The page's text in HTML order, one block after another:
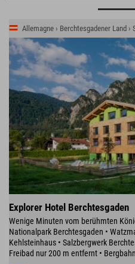
Allemagne › Berchtesgadener Land
Explorer Hotel Berchtesgaden
Wenige Minuten vom berühmten
Nationalpark Berchtesgaden •
Kehlsteinhaus • Salzbergwerk
Freibad nur 200 m entfernt •